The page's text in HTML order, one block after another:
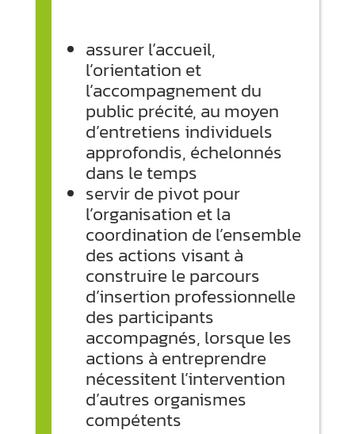
assurer l’accueil,
l’orientation et
l’accompagnement du
public précité, au moyen
d’entretiens individuels
approfondis, échelonnés
dans le temps
servir de pivot pour
l’organisation et la
coordination de l’ensemble
des actions visant à
construire le parcours
d’insertion professionnelle
des participants
accompagnés, lorsque les
actions à entreprendre
nécessitent l’intervention
d’autres organismes
compétents